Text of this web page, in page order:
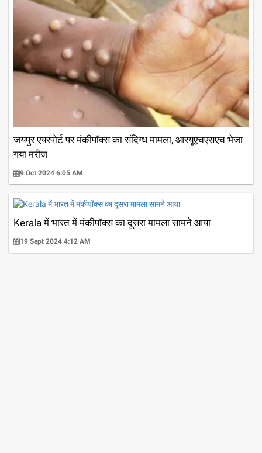
जयपुर एयरपोर्ट पर मंकीपॉक्स का संदिग्ध मामला, आरयूएचएसएच भेजा
गया मरीज
9 Oct 2024 6:05 AM
Kerala में भारत में मंकीपॉक्स का दूसरा मामला सामने आया
19 Sept 2024 4:12 AM